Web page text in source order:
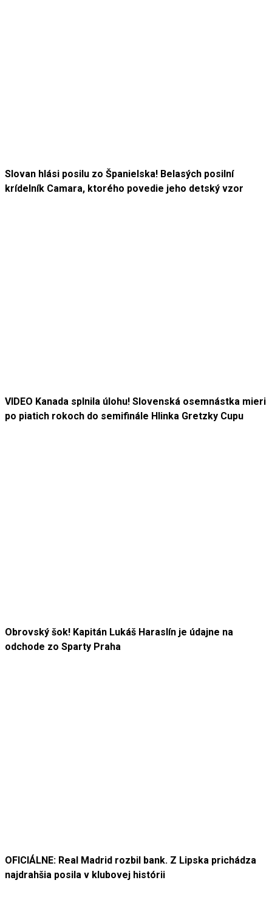
Slovan hlási posilu zo Španielska! Belasých posilní
krídelník Camara, ktorého povedie jeho detský vzor
VIDEO Kanada splnila úlohu! Slovenská osemnástka mieri
po piatich rokoch do semifinále Hlinka Gretzky Cupu
Obrovský šok! Kapitán Lukáš Haraslín je údajne na
odchode zo Sparty Praha
OFICIÁLNE: Real Madrid rozbil bank. Z Lipska prichádza
najdrahšia posila v klubovej histórii